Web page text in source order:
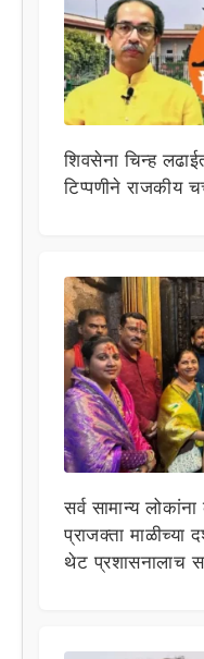
शिवसेना चिन्ह
टिप्पणीने राजकीय
सर्व सामान्य
प्राजक्ता माळीच्या
थेट प्रशासनालाच